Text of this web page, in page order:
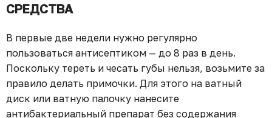
СРЕДСТВА
В первые две недели нужно регулярно
пользоваться антисептиком — до 8 раз в день.
Поскольку тереть и чесать губы нельзя, возьмите за
правило делать примочки. Для этого на ватный
диск или ватную палочку нанесите
антибактериальный препарат без содержания